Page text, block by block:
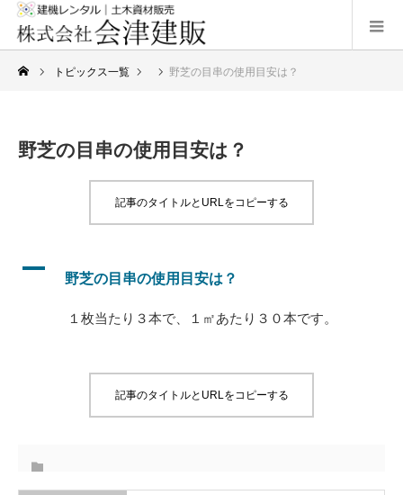
トピックス一覧 野芝の目串の使用目安は？
野芝の目串の使用目安は？
記事のタイトルとURLをコピーする
A 野芝の目串の使用目安は？
１ 枚当たり３本で、１㎡あたり３０本です。
記事のタイトルとURLをコピーする